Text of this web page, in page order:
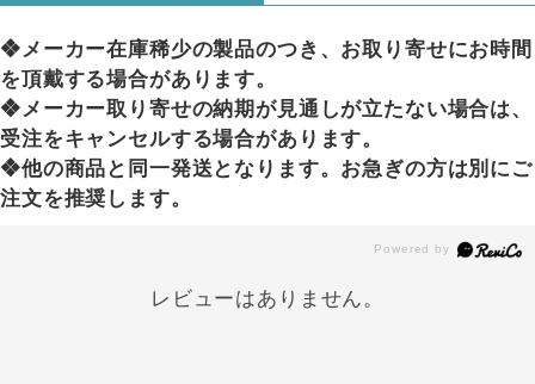
❖メーカー在庫稀少の製品のつき、お取り寄せにお時間
を頂戴する場合があります。
❖メーカー取り寄せの納期が見通しが立たない場合は、
受注をキャンセルする場合があります。
❖他の商品と同一発送となります。お急ぎの方は別にご
注文を推奨します。
レビューはありません。